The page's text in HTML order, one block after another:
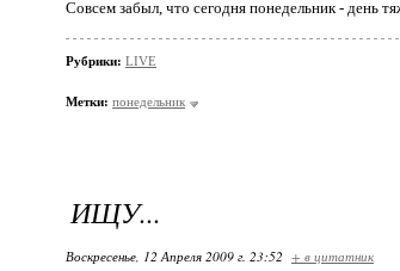
Совсем забыл, что сегодня понедельник - день
Рубрики: LIVE
Метки: понедельник
ИЩУ...
Воскресенье, 12 Апреля 2009 г. 23:52 + в цитатник